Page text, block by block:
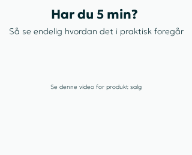
Har du 5 min?
Så se endelig hvordan det i praktisk foregår
Se denne video for produkt salg